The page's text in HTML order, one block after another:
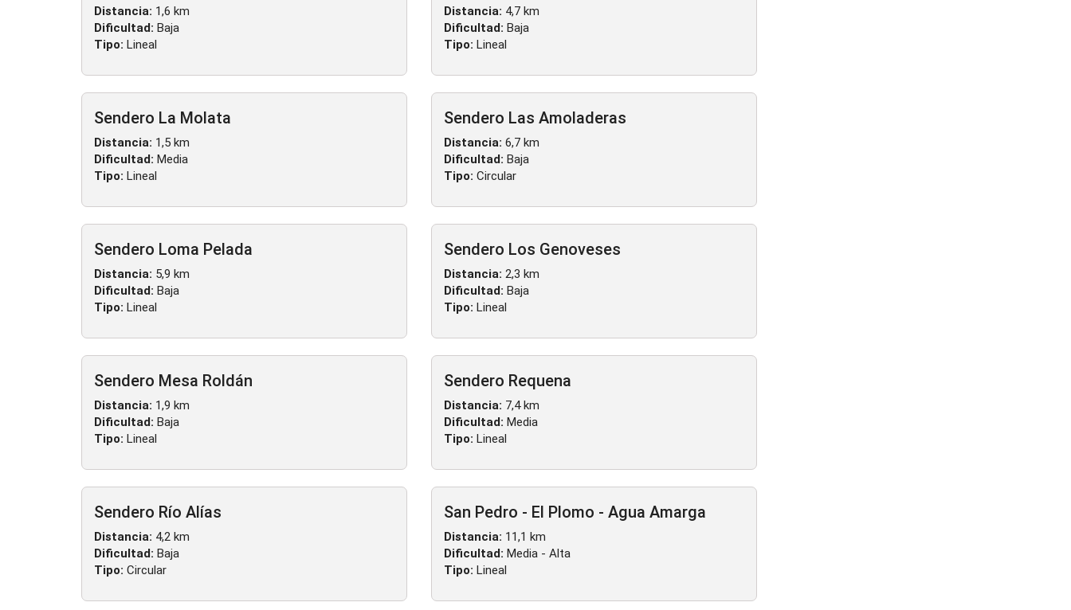
Distancia: 1,6 km
Dificultad: Baja
Tipo: Lineal
Distancia: 4,7 km
Dificultad: Baja
Tipo: Lineal
Sendero La Molata
Distancia: 1,5 km
Dificultad: Media
Tipo: Lineal
Sendero Las Amoladeras
Distancia: 6,7 km
Dificultad: Baja
Tipo: Circular
Sendero Loma Pelada
Distancia: 5,9 km
Dificultad: Baja
Tipo: Lineal
Sendero Los Genoveses
Distancia: 2,3 km
Dificultad: Baja
Tipo: Lineal
Sendero Mesa Roldán
Distancia: 1,9 km
Dificultad: Baja
Tipo: Lineal
Sendero Requena
Distancia: 7,4 km
Dificultad: Media
Tipo: Lineal
Sendero Río Alías
Distancia: 4,2 km
Dificultad: Baja
Tipo: Circular
San Pedro - El Plomo - Agua Amarga
Distancia: 11,1 km
Dificultad: Media - Alta
Tipo: Lineal